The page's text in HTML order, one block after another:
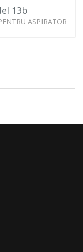
13b
ASPIRATOR